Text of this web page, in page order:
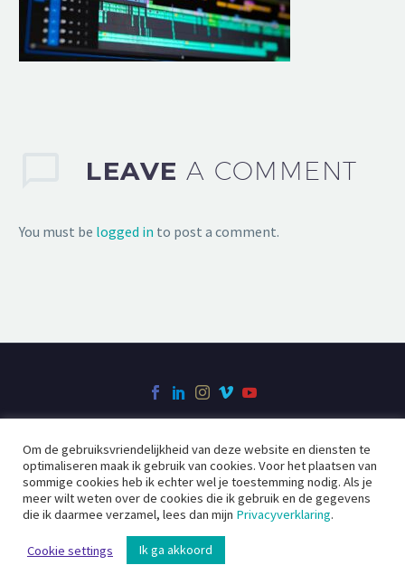
LEAVE A COMMENT
You must be logged in to post a comment.
Over Filmcreatie Videoclip
Bedrijfsfilm
Social Videos
Contact
2020 © Filmcreatie
Om de gebruiksvriendelijkheid van deze website en diensten te
optimaliseren maak ik gebruik van cookies. Voor het plaatsen van
sommige cookies heb ik echter wel je toestemming nodig. Als je
meer wilt weten over de cookies die ik gebruik en de gegevens
die ik daarmee verzamel, lees dan mijn Privacyverklaring.
Cookie settings Ik ga akkoord